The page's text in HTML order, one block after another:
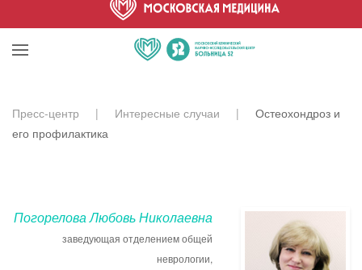
Пресс-центр Интересные случаи
Остеохондроз и
его профилактика
Погорелова Любовь Николаевна
заведующая отделением общей
неврологии,